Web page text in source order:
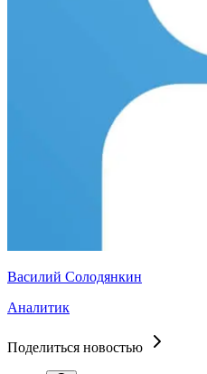
Василий Солодянкин
Аналитик
Поделиться новостью